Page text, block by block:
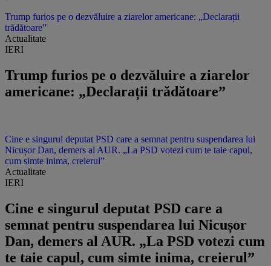
Trump furios pe o dezvăluire a ziarelor americane: „Declarații
trădătoare”
Actualitate
IERI
Trump furios pe o dezvăluire a ziarelor
americane: „Declarații trădătoare”
Cine e singurul deputat PSD care a semnat pentru suspendarea lui
Nicușor Dan, demers al AUR. „La PSD votezi cum te taie capul,
cum simte inima, creierul”
Actualitate
IERI
Cine e singurul deputat PSD care a
semnat pentru suspendarea lui Nicușor
Dan, demers al AUR. „La PSD votezi cum
te taie capul, cum simte inima, creierul”